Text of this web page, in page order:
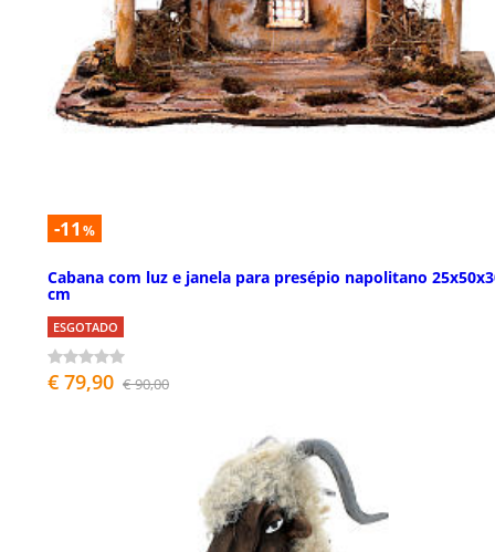
-11 %
Cabana com luz e janela para presépio napolitano
cm
ESGOTADO
€ 79,90 € 90,00